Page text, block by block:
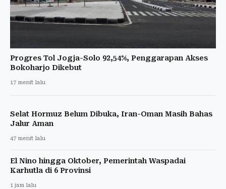
Progres Tol Jogja-Solo 92,54%, Penggarapan Akses
Bokoharjo Dikebut
17 menit lalu
Selat Hormuz Belum Dibuka, Iran-Oman Masih Bahas
Jalur Aman
47 menit lalu
El Nino hingga Oktober, Pemerintah Waspadai
Karhutla di 6 Provinsi
1 jam lalu